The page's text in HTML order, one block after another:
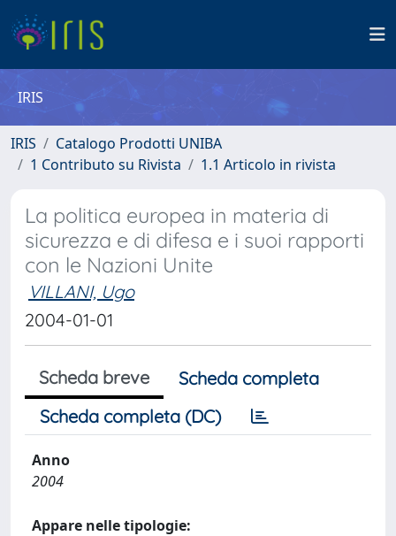
IRIS
IRIS
Catalogo Prodotti UNIBA
1 Contributo su Rivista
1.1 Articolo in rivista
La politica europea in materia di
sicurezza e di difesa e i suoi rapporti
con le Nazioni Unite
VILLANI, Ugo
2004-01-01
Scheda breve
Scheda completa
Scheda completa (DC)
Anno
2004
Appare nelle tipologie: